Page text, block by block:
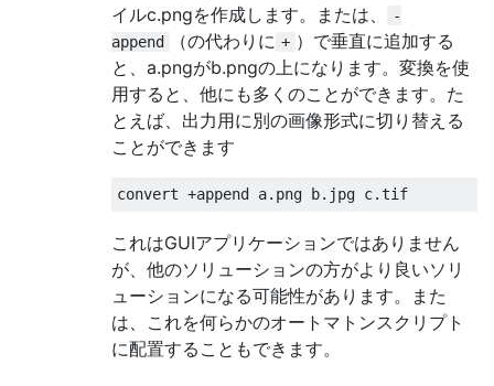
イルc.pngを作成します。または、
-
append
（の代わりに + ）で垂直に追加する
と、a.pngがb.pngの上になります。変換を使
用すると、他にも多くのことができます。た
とえば、出力用に別の画像形式に切り替える
ことができます
これはGUIアプリケーションではありません
が、他のソリューションの方がより良いソリ
ューションになる可能性があります。また
は、これを何らかのオートマトンスクリプト
に配置することもできます。